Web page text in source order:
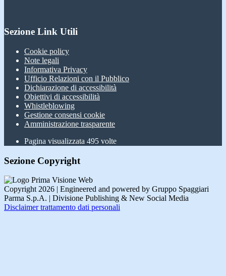
Sezione Link Utili
Cookie policy
Note legali
Informativa Privacy
Ufficio Relazioni con il Pubblico
Dichiarazione di accessibilità
Obiettivi di accessibilità
Whistleblowing
Gestione consensi cookie
Amministrazione trasparente
Pagina visualizzata 495 volte
Sezione Copyright
Copyright 2026 | Engineered and powered by Gruppo Spaggiari
Parma S.p.A. | Divisione Publishing & New Social Media
Disclaimer trattamento dati personali